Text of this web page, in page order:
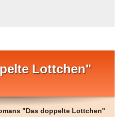
Lottchen"
"Das doppelte Lottchen"